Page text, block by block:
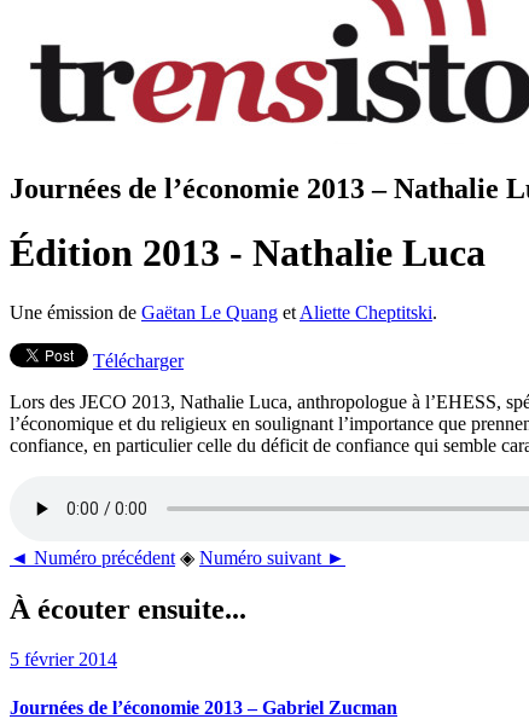
Journées de l’économie 2013 – Nathalie
Édition 2013 - Nathalie Luca
Une émission de Gaëtan Le Quang et Aliette Cheptitski.
Télécharger
Lors des JECO 2013, Nathalie Luca, anthropologue à l’EHESS,
l’économique et du religieux en soulignant l’importance que
confiance, en particulier celle du déficit de confiance qui semble
◄ Numéro précédent ◈ Numéro suivant ►
À écouter ensuite...
5 février 2014
Journées de l’économie 2013 – Gabriel Zucman